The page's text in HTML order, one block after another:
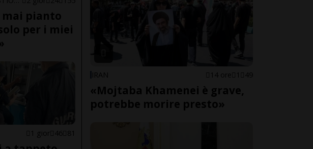
mai pianto
per i miei
1 gior 46 81
IRAN 14 ore 1 49
«Mojtaba Khamenei è grave,
potrebbe morire presto»